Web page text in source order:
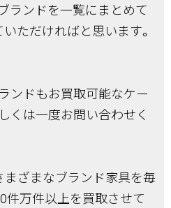
ランドを一覧にまとめて
ただければと思います。
ンドもお買取可能なケー
くは一度お問い合わせく
ざまなブランド家具を毎
件万件以上を買取させて